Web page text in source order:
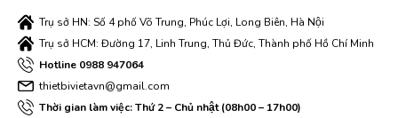
Trụ sở HN: Số 4 phố Võ Trung, Phúc Lợi, Long Biên, Hà Nội
Trụ sở HCM: Đường 17, Linh Trung, Thủ Đức, Thành phố Hồ Chí Minh
Hotline 0988 947064
thietbivietavn@gmail.com
Thời gian làm việc: Thứ 2 – Chủ nhật (08h00 – 17h00)